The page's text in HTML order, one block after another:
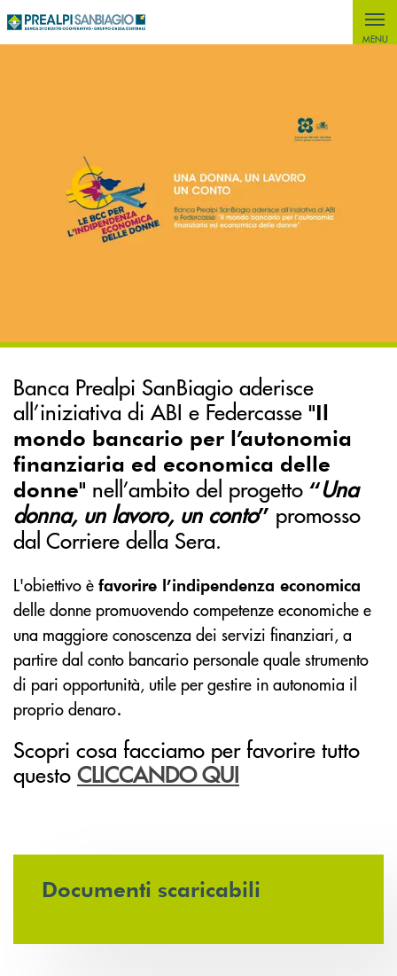
MENU
Banca Prealpi SanBiagio aderisce
all’iniziativa di ABI e Federcasse "Il
mondo bancario per l’autonomia
finanziaria ed economica delle
donne" nell’ambito del progetto “Una
donna, un lavoro, un conto” promosso
dal Corriere della Sera.
L'obiettivo è favorire l’indipendenza economica
delle donne promuovendo competenze economiche e
una maggiore conoscenza dei servizi finanziari, a
partire dal conto bancario personale quale strumento
di pari opportunità, utile per gestire in autonomia il
proprio denaro.
Scopri cosa facciamo per favorire tutto
questo CLICCANDO QUI
Documenti scaricabili